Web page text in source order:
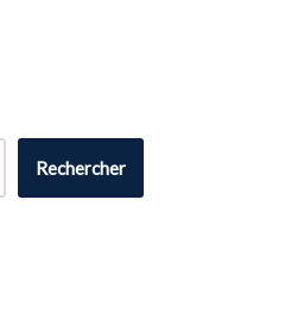
Rechercher